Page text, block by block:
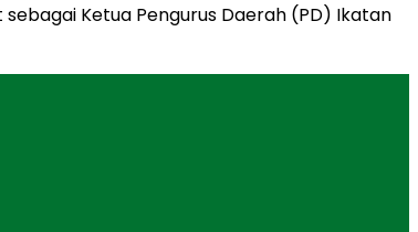
Ketua Pengurus Daerah (PD) Ikatan